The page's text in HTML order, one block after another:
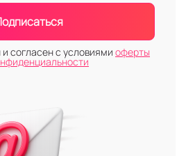
согласен с условиями оферты